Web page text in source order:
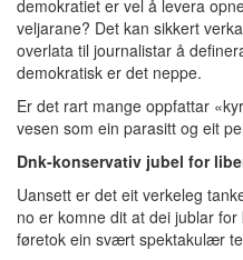
demokratiet er vel å levera
veljarane? Det kan sikkert
overlata til journalistar å
demokratisk er det neppe.
Er det rart mange oppfattar
vesen som ein parasitt og eit
Dnk-konservativ jubel for
Uansett er det eit verkeleg
no er komne dit at dei jublar
føretok ein svært spektakulær